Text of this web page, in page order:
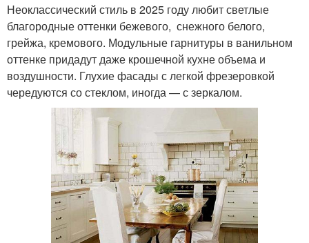
Неоклассический стиль в 2025 году любит светлые
благородные оттенки бежевого, снежного белого,
грейжа, кремового. Модульные гарнитуры в ванильном
оттенке придадут даже крошечной кухне объема и
воздушности. Глухие фасады с легкой фрезеровкой
чередуются со стеклом, иногда — с зеркалом.